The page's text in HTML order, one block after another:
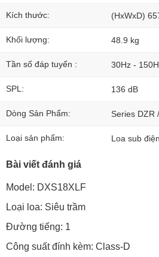
Kích thước: (HxWxD)
Khối lượng: 48.9 kg
Tần số đáp tuyến : 30Hz -
SPL: 136 dB
Dòng Sản Phẩm: Series DZR
Loại sản phẩm: Loa sub điện
Bài viết đánh giá
Model: DXS18XLF
Loại loa: Siêu trầm
Đường tiếng: 1
Công suất đính kèm: Class-D